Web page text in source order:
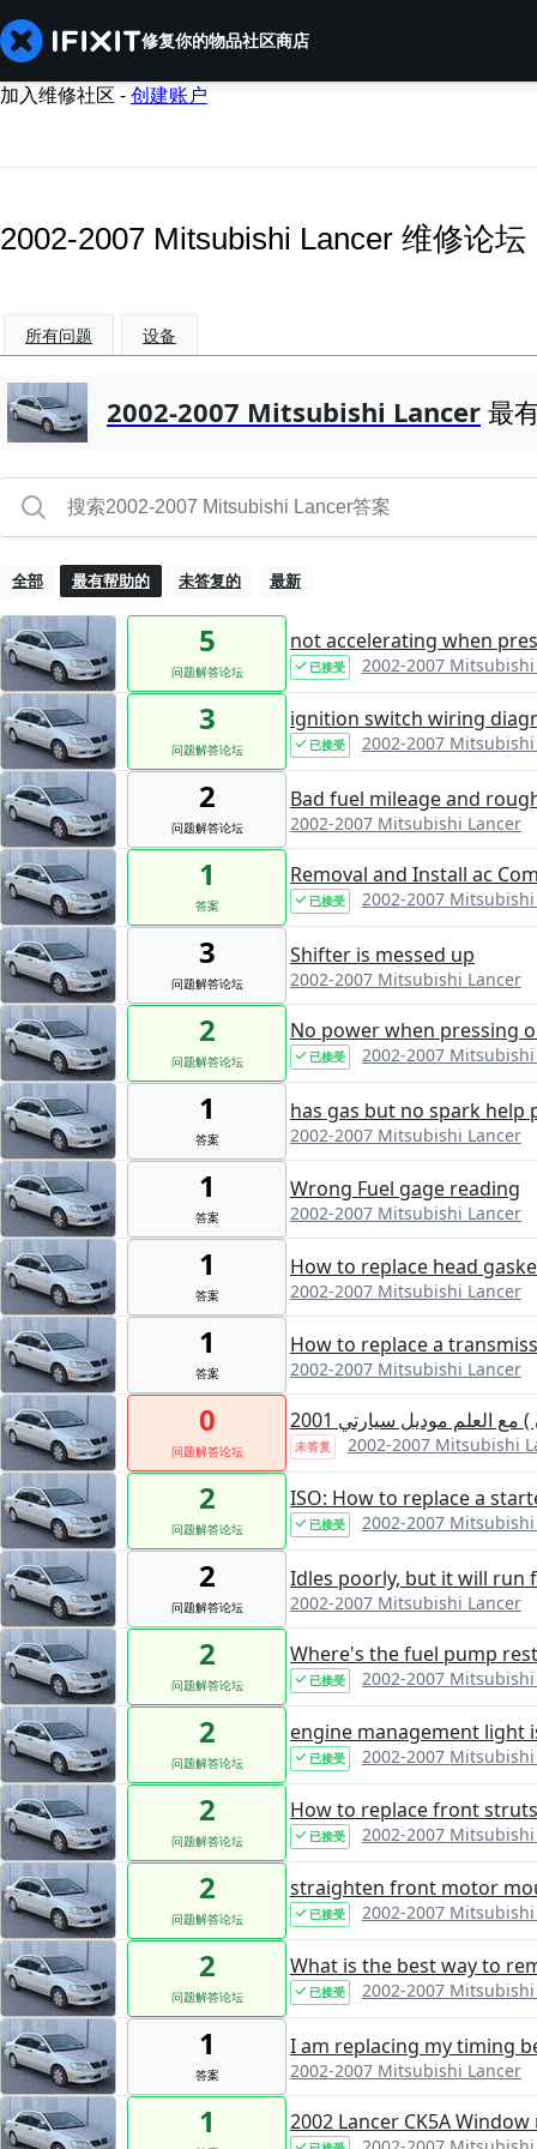
修复你的物品社区商店
加入维修社区 -创建账户
2002-2007 Mitsubishi Lancer 维修论坛
所有问题 设备
2002-2007 Mitsubishi Lancer 最
全部 最有帮助的 未答复的 最新
5
问题解答论坛
not accelerating when
已接受 2002-2007
3
问题解答论坛
ignition switch wiring
已接受 2002-2007
2
问题解答论坛
Bad fuel mileage and
2002-2007 Mitsubishi Lancer
1
答案
Removal and Install ac
已接受 2002-2007
3
问题解答论坛
Shifter is messed up
2002-2007 Mitsubishi Lancer
2
问题解答论坛
No power when pressing
已接受 2002-2007
1
答案
has gas but no spark help
2002-2007 Mitsubishi Lancer
1
答案
Wrong Fuel gage reading
2002-2007 Mitsubishi Lancer
1
答案
How to replace head
2002-2007 Mitsubishi Lancer
1
答案
How to replace a
2002-2007 Mitsubishi Lancer
0
问题解答论坛
موديل سيارتي 2001
未答复 2002-2007 Mitsubishi
2
问题解答论坛
ISO: How to replace a
已接受 2002-2007
2
问题解答论坛
Idles poorly, but it will run
2002-2007 Mitsubishi Lancer
2
问题解答论坛
Where's the fuel pump
已接受 2002-2007
2
问题解答论坛
engine management light
已接受 2002-2007
2
问题解答论坛
How to replace front
已接受 2002-2007
2
问题解答论坛
straighten front motor
已接受 2002-2007
2
问题解答论坛
What is the best way to
已接受 2002-2007
1
答案
I am replacing my timing
2002-2007 Mitsubishi Lancer
1 2002 Lancer CK5A